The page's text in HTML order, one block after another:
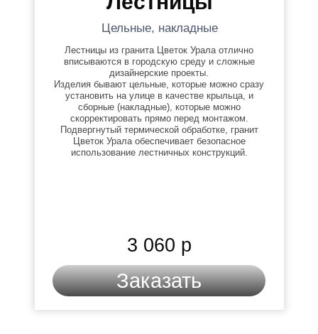
Заказать
3 060 р
Цельные, накладные
Лестницы из гранита Цветок Урала отлично
вписываются в городскую среду и сложные
дизайнерские проекты.
Изделия бывают цельные, которые можно сразу
установить на улице в качестве крыльца, и
сборные (накладные), которые можно
скорректировать прямо перед монтажом.
Подвергнутый термической обработке, гранит
Цветок Урала обеспечивает безопасное
использование лестничных конструкций.